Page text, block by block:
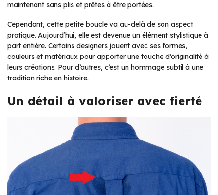
maintenant sans plis et prêtes à être portées.
Cependant, cette petite boucle va au-delà de son aspect
pratique. Aujourd’hui, elle est devenue un élément stylistique à
part entière. Certains designers jouent avec ses formes,
couleurs et matériaux pour apporter une touche d’originalité à
leurs créations. Pour d’autres, c’est un hommage subtil à une
tradition riche en histoire.
Un détail à valoriser avec fierté